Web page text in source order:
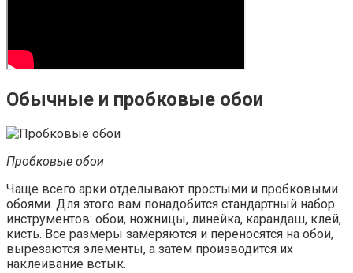
Обычные и пробковые обои
Пробковые обои
Чаще всего арки отделывают простыми и пробковыми
обоями. Для этого вам понадобится стандартный набор
инструментов: обои, ножницы, линейка, карандаш, клей,
кисть. Все размеры замеряются и переносятся на обои,
вырезаются элементы, а затем производится их
наклеивание встык.